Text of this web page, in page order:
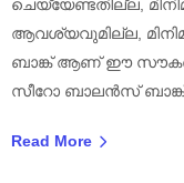
ചെയ്യേണ്ടതില്ല,
ആവശ്യവുമില്ല,
ബാങ്ക് ആണ് ഈ
സീറോ ബാലൻസ്
Read More